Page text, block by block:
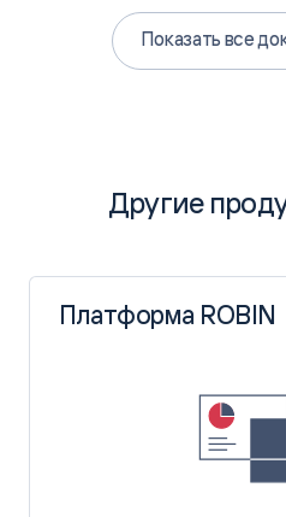
Скачать PDF
Показать все
Другие
Платформа ROBIN